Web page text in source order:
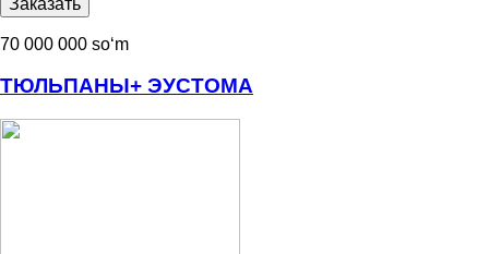
70 000 000 soʻm
ТЮЛЬПАНЫ+ ЭУСТОМА